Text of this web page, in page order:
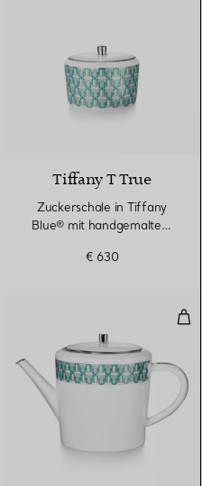
Tiffany T True
Zuckerschale in Tiffany
Blue® mit handgemaltem
€ 630
in Tiffany Blue®